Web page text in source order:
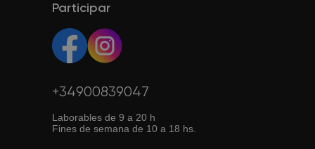
Participar
+34900839047
Laborables de 9 a 20 h
Fines de semana de 10 a 18 hs.